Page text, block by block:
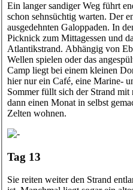
Ein langer sandiger Weg führt
schon sehnsüchtig warten. Der
ausgedehnten Galoppaden. In
Picknick zum Mittagessen und
Atlantikstrand. Abhängig von
Wellen spielen oder das
Camp liegt bei einem kleinen
hier nur ein Café, eine Marine-
Sommer füllt sich der Strand
dann einen Monat in selbst
Zelten wohnen.
Tag 13
Sie reiten weiter den Strand